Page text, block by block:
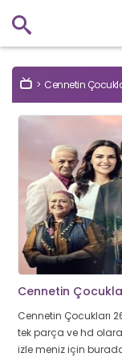
Cennetin
Cennetin
Cennetin Çocukları
tek parça ve hd
izle meniz için